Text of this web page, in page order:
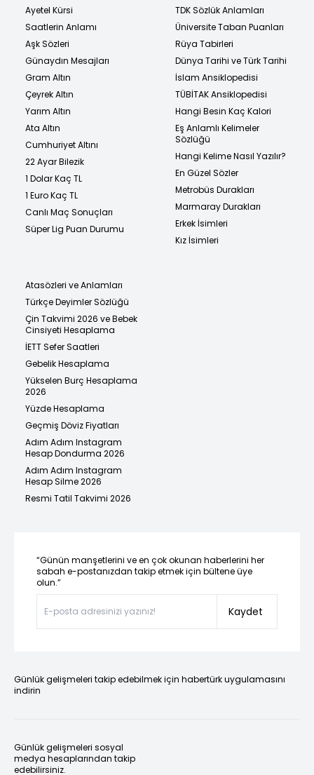
Ayetel Kürsi
Saatlerin Anlamı
Aşk Sözleri
Günaydın Mesajları
Gram Altın
Çeyrek Altın
Yarım Altın
Ata Altın
Cumhuriyet Altını
22 Ayar Bilezik
1 Dolar Kaç TL
1 Euro Kaç TL
Canlı Maç Sonuçları
Süper Lig Puan Durumu
TDK Sözlük Anlamları
Üniversite Taban Puanları
Rüya Tabirleri
Dünya Tarihi ve Türk Tarihi
İslam Ansiklopedisi
TÜBİTAK Ansiklopedisi
Hangi Besin Kaç Kalori
Eş Anlamlı Kelimeler
Sözlüğü
Hangi Kelime Nasıl Yazılır?
En Güzel Sözler
Metrobüs Durakları
Marmaray Durakları
Erkek İsimleri
Kız İsimleri
Atasözleri ve Anlamları
Türkçe Deyimler Sözlüğü
Çin Takvimi 2026 ve Bebek
Cinsiyeti Hesaplama
İETT Sefer Saatleri
Gebelik Hesaplama
Yükselen Burç Hesaplama
2026
Yüzde Hesaplama
Geçmiş Döviz Fiyatları
Adım Adım Instagram
Hesap Dondurma 2026
Adım Adım Instagram
Hesap Silme 2026
Resmi Tatil Takvimi 2026
“Günün manşetlerini ve en çok okunan haberlerini her
sabah e-postanızdan takip etmek için bültene üye
olun.”
Kaydet
Günlük gelişmeleri takip edebilmek için habertürk uygulamasını
indirin
Günlük gelişmeleri sosyal
medya hesaplarından takip
edebilirsiniz.